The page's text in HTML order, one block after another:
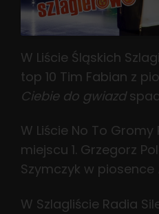
W Liście Śląskich
top 10 Tim Fabian z
Ciebie do gwiazd
W Liście No To Gromy
miejscu 1. Grzegorz
Szymczyk w piosence
W Szlagliście Radia